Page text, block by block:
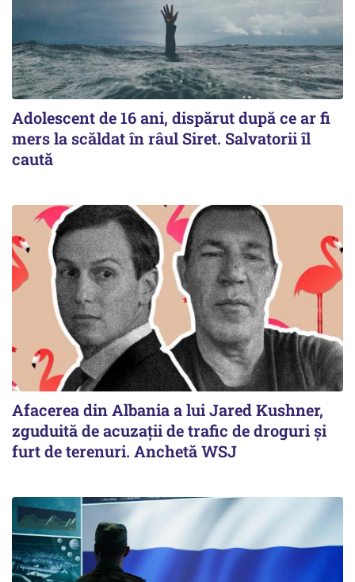
Adolescent de 16 ani, dispărut după ce ar fi
mers la scăldat în râul Siret. Salvatorii îl
caută
Afacerea din Albania a lui Jared Kushner,
zguduită de acuzații de trafic de droguri și
furt de terenuri. Anchetă WSJ